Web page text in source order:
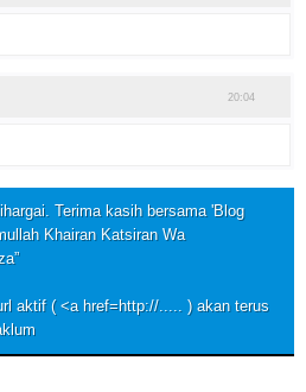
20:04
Terima kasih bersama 'Blog
Khairan Katsiran Wa
aktif ( <a href=http://..... ) akan terus